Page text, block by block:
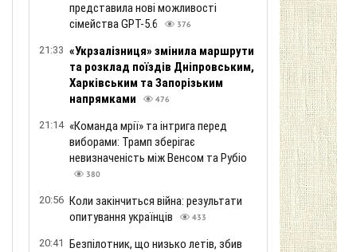
представила нові можливості
сімейства GPT-5.6
376
21:33 «Укрзалізниця» змінила маршрути
та розклад поїздів Дніпровським,
Харківським та Запорізьким
напрямками
476
21:14 «Команда мрії» та інтрига перед
виборами: Трамп зберігає
невизначеність між Венсом та Рубіо
380
20:56 Коли закінчиться війна: результати
опитування українців
433
20:41 Безпілотник, що низько летів, збив